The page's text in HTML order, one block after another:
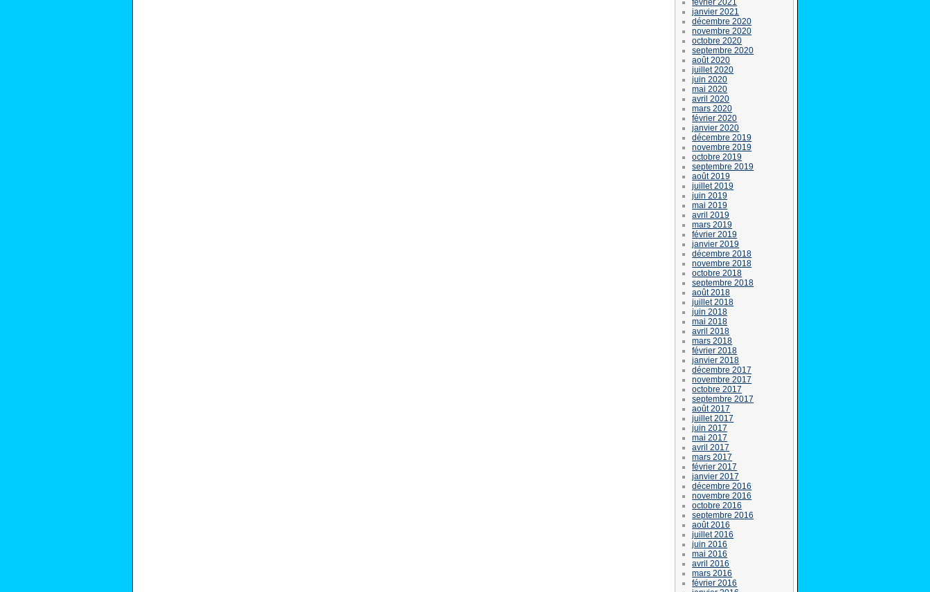
janvier 2021
décembre 2020
novembre 2020
octobre 2020
septembre 2020
août 2020
juillet 2020
juin 2020
mai 2020
avril 2020
mars 2020
février 2020
janvier 2020
décembre 2019
novembre 2019
octobre 2019
septembre 2019
août 2019
juillet 2019
juin 2019
mai 2019
avril 2019
mars 2019
février 2019
janvier 2019
décembre 2018
novembre 2018
octobre 2018
septembre 2018
août 2018
juillet 2018
juin 2018
mai 2018
avril 2018
mars 2018
février 2018
janvier 2018
décembre 2017
novembre 2017
octobre 2017
septembre 2017
août 2017
juillet 2017
juin 2017
mai 2017
avril 2017
mars 2017
février 2017
janvier 2017
décembre 2016
novembre 2016
octobre 2016
septembre 2016
août 2016
juillet 2016
juin 2016
mai 2016
avril 2016
mars 2016
février 2016